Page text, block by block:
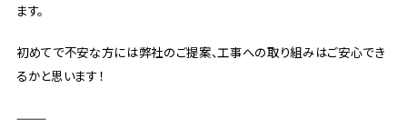
ます。
初めてで不安な方には弊社のご提案、工事への取り組みはご安心でき
るかと思います！
⸻